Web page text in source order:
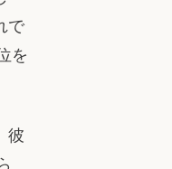
で
を
彼